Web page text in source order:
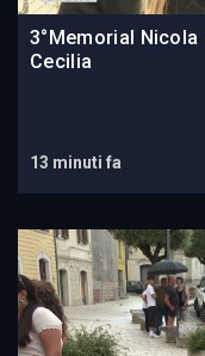
3°Memorial
Cecilia
13 minuti fa